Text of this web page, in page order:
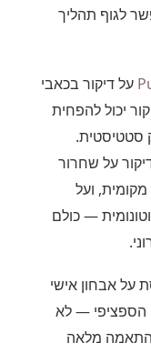
לגוף תהליך
על דיקור בכאבי
יכול להפחית
סטטיסטית.
על שחרור
ועל
— כולם
על אבחון אישי
הספציפי — לא
התאמה מלאה